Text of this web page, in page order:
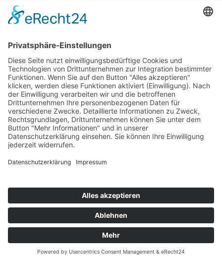
Parkplatzbenützung
Campus- & Raumplan
Studienbetrieb
Studientermine
Studien- & Prüfungsabteilung
Studienbeihilfe
Leistungsstipendium
Anerkennung/Validierung
Anerkennung
Validierung
Studienberechtigungsprüfung
Lehramtsstudien
allg. päd. Berufsfelder
Beratungsangebote für Studierende
Studierendenvertretung
Helpdesk
Bibliothek
Mediensuche
Medienstandorte
Öffnungszeiten
Bibliotheksordnung
Benutzungsordnung
Gebührenordnung